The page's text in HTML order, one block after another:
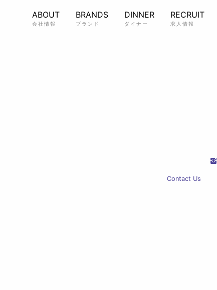
ABOUT
会社情報
BRANDS
ブランド
DINNER
ダイナー
RECRUIT
求人情報
Contact Us